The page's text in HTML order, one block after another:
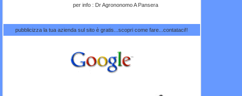
per info : Dr Agrononomo A Pansera
pubblicizza la tua azienda sul sito è gratis...scopri come fare...contataci!!